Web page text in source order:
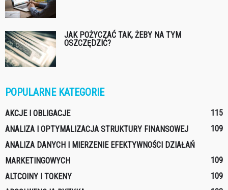
JAK POŻYCZAĆ TAK, ŻEBY NA TYM
OSZCZĘDZIĆ?
POPULARNE KATEGORIE
AKCJE I OBLIGACJE
115
ANALIZA I OPTYMALIZACJA STRUKTURY FINANSOWEJ
109
ANALIZA DANYCH I MIERZENIE EFEKTYWNOŚCI DZIAŁAŃ
MARKETINGOWYCH
109
ALTCOINY I TOKENY
109